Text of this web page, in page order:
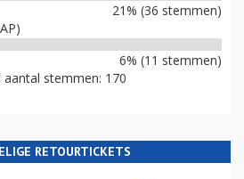
21% (36 stemmen)
6% (11 stemmen)
aantal stemmen: 170
RETOURTICKETS